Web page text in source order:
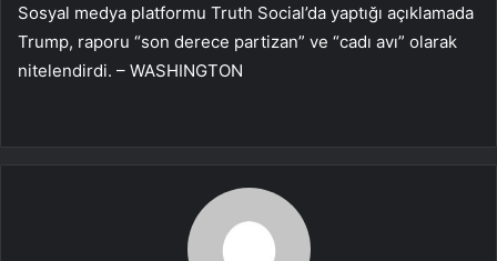
Sosyal medya platformu Truth Social’da yaptığı açıklamada
Trump, raporu “son derece partizan” ve “cadı avı” olarak
nitelendirdi. – WASHINGTON